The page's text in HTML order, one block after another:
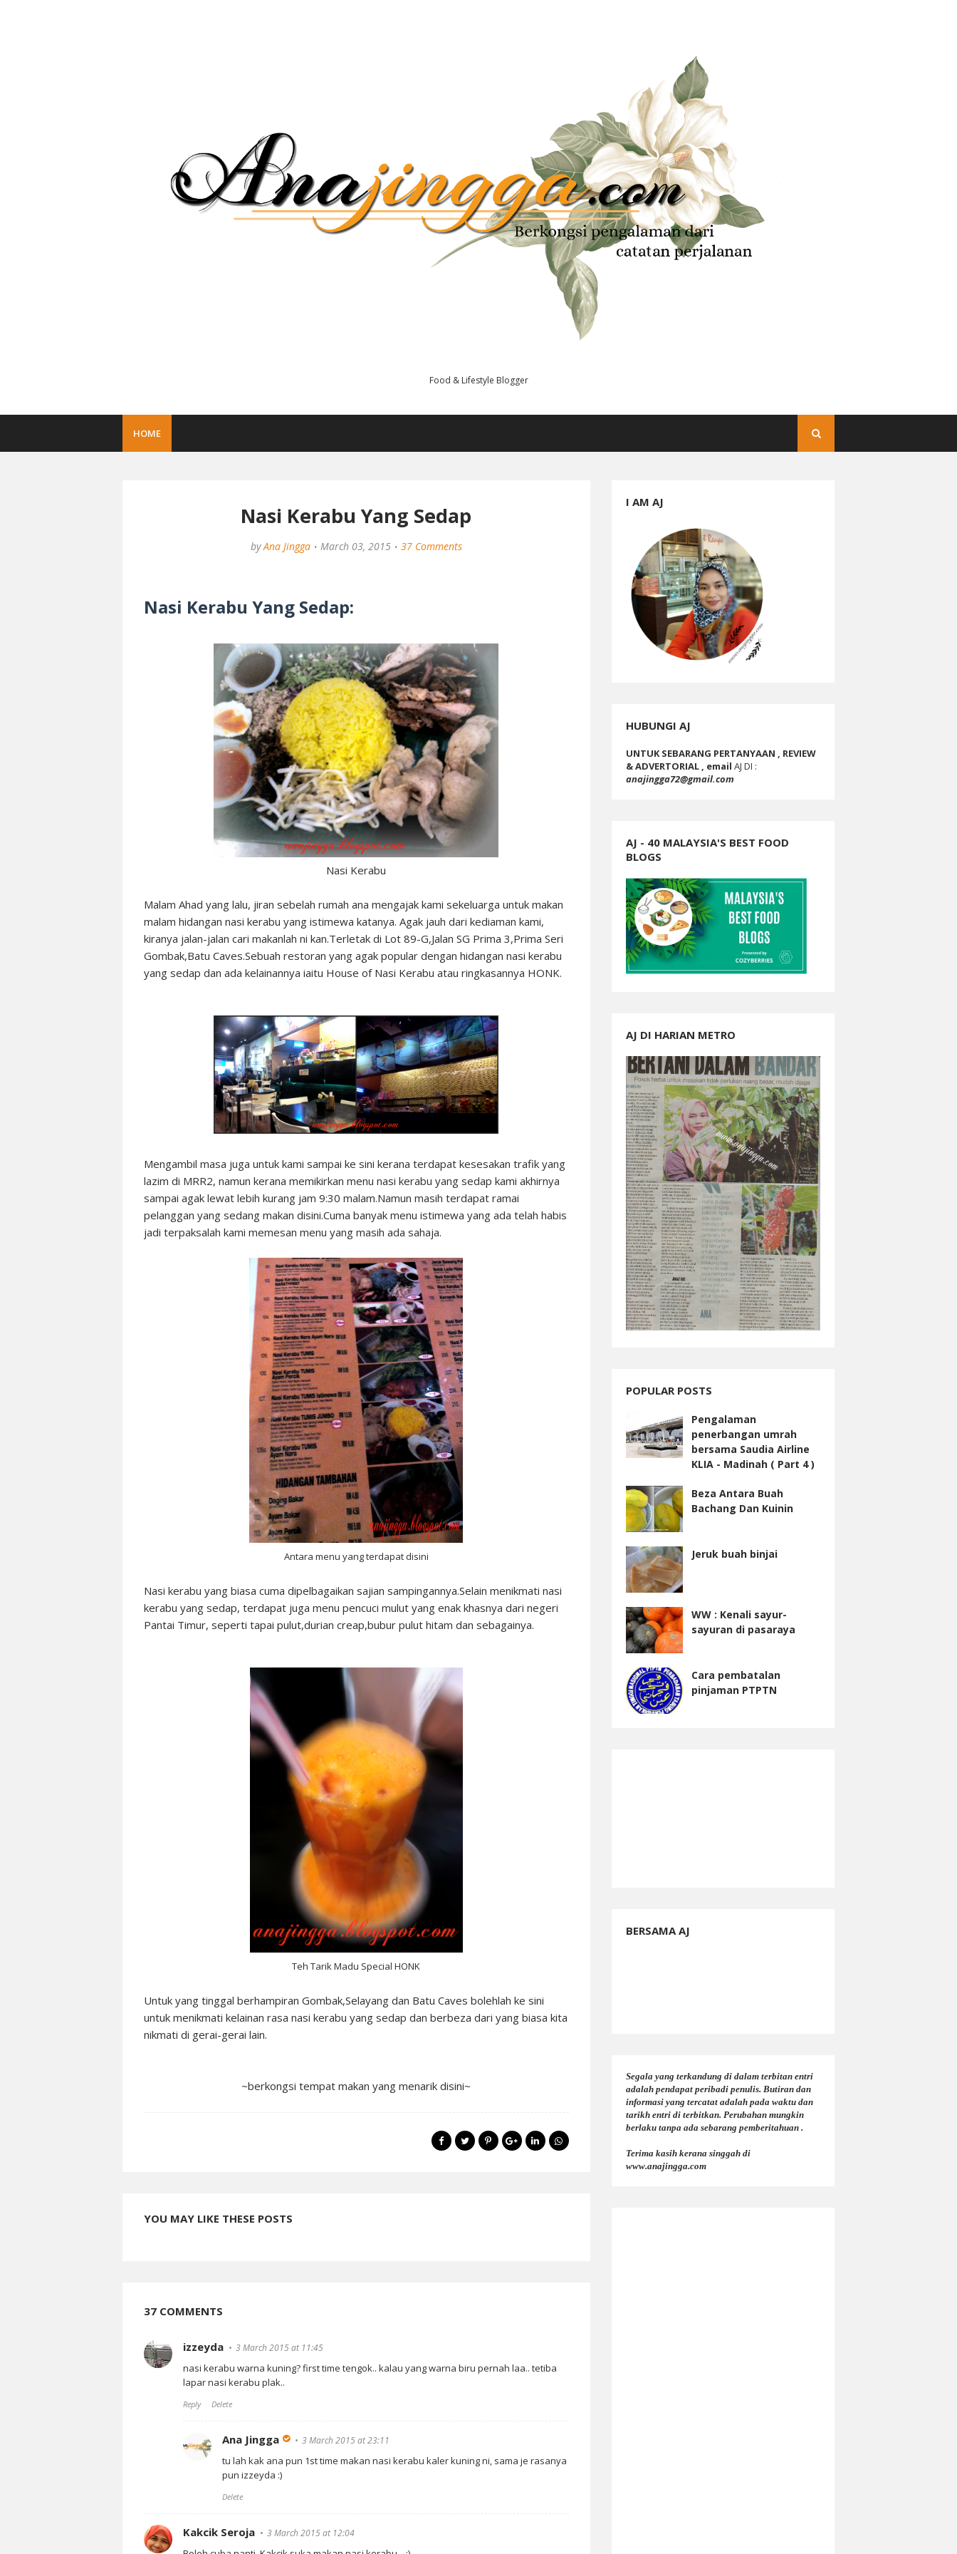
Food & Lifestyle Blogger
HOME
Nasi Kerabu Yang Sedap
by Ana Jingga March 03, 2015 37 Comments
Nasi Kerabu Yang Sedap:
Nasi Kerabu
Malam Ahad yang lalu, jiran sebelah rumah ana mengajak kami sekeluarga untuk makan
malam hidangan nasi kerabu yang istimewa katanya. Agak jauh dari kediaman kami,
kiranya jalan-jalan cari makanlah ni kan.Terletak di Lot 89-G,Jalan SG Prima 3,Prima Seri
Gombak,Batu Caves.Sebuah restoran yang agak popular dengan hidangan nasi kerabu
yang sedap dan ada kelainannya iaitu House of Nasi Kerabu atau ringkasannya HONK.
Mengambil masa juga untuk kami sampai ke sini kerana terdapat kesesakan trafik yang
lazim di MRR2, namun kerana memikirkan menu nasi kerabu yang sedap kami akhirnya
sampai agak lewat lebih kurang jam 9:30 malam.Namun masih terdapat ramai
pelanggan yang sedang makan disini.Cuma banyak menu istimewa yang ada telah habis
jadi terpaksalah kami memesan menu yang masih ada sahaja.
Antara menu yang terdapat disini
Nasi kerabu yang biasa cuma dipelbagaikan sajian sampingannya.Selain menikmati nasi
kerabu yang sedap, terdapat juga menu pencuci mulut yang enak khasnya dari negeri
Pantai Timur, seperti tapai pulut,durian creap,bubur pulut hitam dan sebagainya.
Teh Tarik Madu Special HONK
Untuk yang tinggal berhampiran Gombak,Selayang dan Batu Caves bolehlah ke sini
untuk menikmati kelainan rasa nasi kerabu yang sedap dan berbeza dari yang biasa kita
nikmati di gerai-gerai lain.
~berkongsi tempat makan yang menarik disini~
YOU MAY LIKE THESE POSTS
37 COMMENTS
izzeyda 3 March 2015 at 11:45
nasi kerabu warna kuning? first time tengok.. kalau yang warna biru pernah laa.. tetiba
lapar nasi kerabu plak..
Reply Delete
Ana Jingga 3 March 2015 at 23:11
tu lah kak ana pun 1st time makan nasi kerabu kaler kuning ni, sama je rasanya
pun izzeyda :)
Delete
Kakcik Seroja 3 March 2015 at 12:04
I AM AJ
HUBUNGI AJ
UNTUK SEBARANG PERTANYAAN , REVIEW
& ADVERTORIAL , email AJ DI :
anajingga72@gmail.com
AJ - 40 MALAYSIA'S BEST FOOD
BLOGS
AJ DI HARIAN METRO
POPULAR POSTS
Pengalaman
penerbangan umrah
bersama Saudia Airline
KLIA - Madinah ( Part 4 )
Beza Antara Buah
Bachang Dan Kuinin
Jeruk buah binjai
WW : Kenali sayur-
sayuran di pasaraya
Cara pembatalan
pinjaman PTPTN
BERSAMA AJ
Segala yang terkandung di dalam terbitan entri
adalah pendapat peribadi penulis. Butiran dan
informasi yang tercatat adalah pada waktu dan
tarikh entri di terbitkan. Perubahan mungkin
berlaku tanpa ada sebarang pemberitahuan .
Terima kasih kerana singgah di
www.anajingga.com